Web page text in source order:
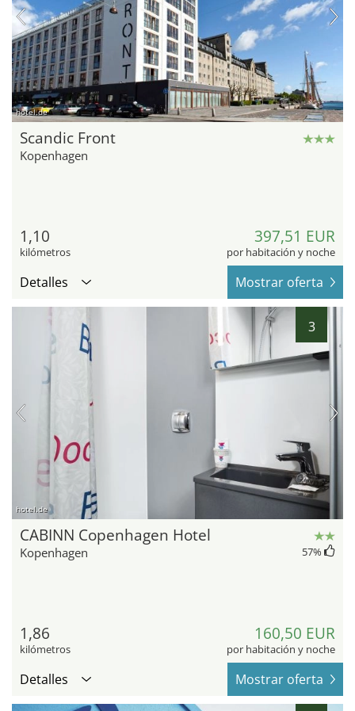
hotel.de
Scandic Front
Kopenhagen
1,10
kilómetros
397,51 EUR
por habitación y noche
Detalles Mostrar oferta
3
hotel.de
CABINN Copenhagen Hotel
Kopenhagen 57%
1,86
kilómetros
160,50 EUR
por habitación y noche
Detalles Mostrar oferta